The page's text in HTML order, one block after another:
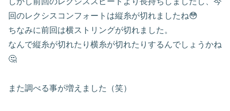
回のレクシスコンフォートは縦糸が切れましたね😳
ちなみに前回は横ストリングが切れました。
なんで縦糸が切れたり横糸が切れたりするんでしょうかね
🤔
また調べる事が増えました（笑）